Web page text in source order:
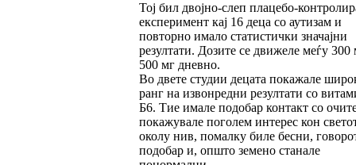
Тој бил двојно-слеп плацебо-
експеримент кај 16 деца со аутизам и
повторно имало статистички значајни
резултати. Дозите се движеле меѓу 300
500 мг дневно.
Во двете студии децата покажале
ранг на извонредни резултати со
Б6. Тие имале подобар контакт со
покажувале поголем интерес кон
околу нив, помалку биле бесни,
подобар и, општо земено станале